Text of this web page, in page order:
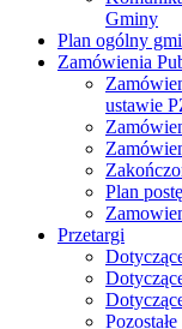
Gminy
Plan ogólny
Zamówienia
ustawie
Plan
Przetargi
Pozostałe